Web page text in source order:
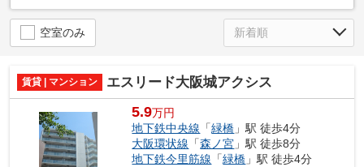
空室のみ
賃貸 | マンション エスリード大阪城アクシス
5.9万円
地下鉄中央線 「緑橋 」駅 徒歩4分
大阪環状線 「森ノ宮 」駅 徒歩8分
地下鉄今里筋線 「緑橋 」駅 徒歩4分